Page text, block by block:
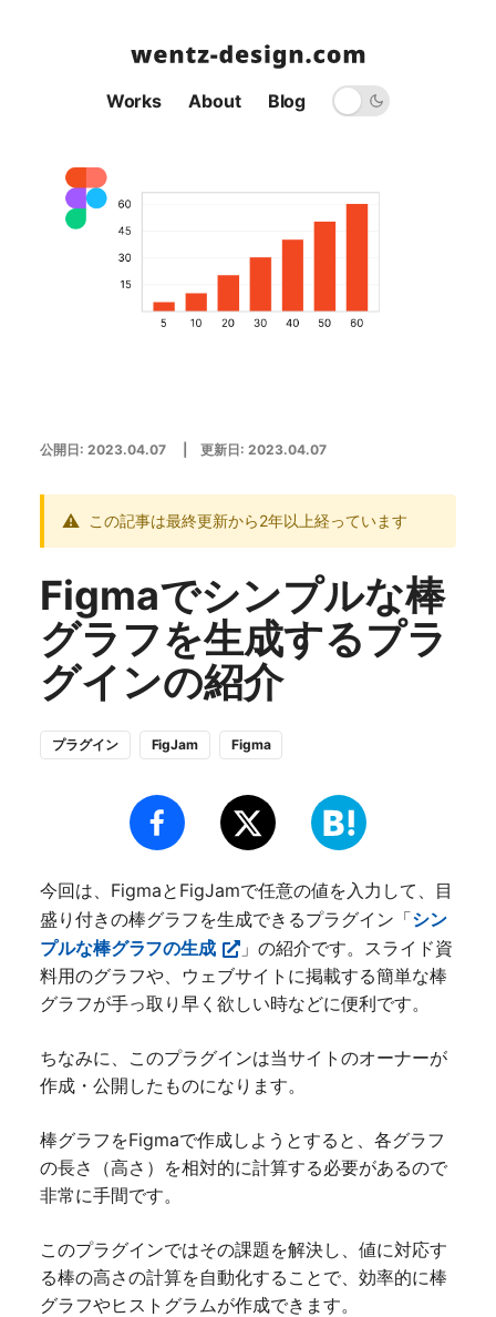
Works About Blog
公開日: 2023.04.07 | 更新日: 2023.04.07
この記事は最終更新から2年以上経っています
Figmaでシンプルな棒
グラフを生成するプラ
グインの紹介
プラグイン FigJam Figma
今回は、FigmaとFigJamで任意の値を入力して、目
盛り付きの棒グラフを生成できるプラグイン「シン
プルな棒グラフの生成
」の紹介です。スライド資
料用のグラフや、ウェブサイトに掲載する簡単な棒
グラフが手っ取り早く欲しい時などに便利です。
ちなみに、このプラグインは当サイトのオーナーが
作成・公開したものになります。
棒グラフをFigmaで作成しようとすると、各グラフ
の長さ（高さ）を相対的に計算する必要があるので
非常に手間です。
このプラグインではその課題を解決し、値に対応す
る棒の高さの計算を自動化することで、効率的に棒
グラフやヒストグラムが作成できます。